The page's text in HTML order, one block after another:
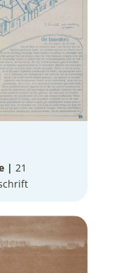
| 21